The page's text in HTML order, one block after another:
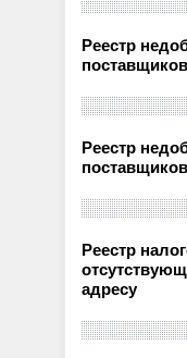
Реестр
поставщиков
Реестр
Реестр
адресу